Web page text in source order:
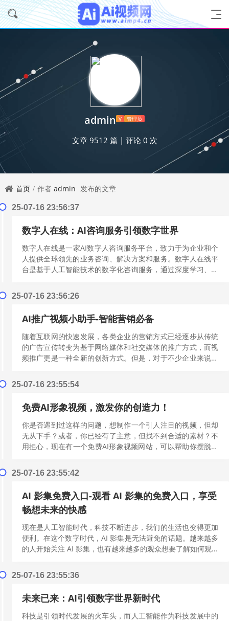
admin V 管理员
文章 9512 篇 | 评论 0 次
首页 作者 admin 发布的文章
25-07-16 23:56:37
数字人在线：AI咨询服务引领数字世界
数字人在线是一家AI数字人咨询服务平台，致力于为企业和个
人提供全球领先的业务咨询、解决方案和服务。数字人在线平
台是基于人工智能技术的数字化咨询服务，通过深度学习、自
25-07-16 23:56:26
AI推广视频小助手-智能营销必备
随着互联网的快速发展，各类企业的营销方式已经逐步从传统
的广告宣传转变为基于网络媒体和社交媒体的推广方式，而视
频推广更是一种全新的创新方式。但是，对于不少企业来说，
25-07-16 23:55:54
免费AI形象视频，激发你的创造力！
你是否遇到过这样的问题，想制作一个引人注目的视频，但却
无从下手？或者，你已经有了主意，但找不到合适的素材？不
用担心，现在有一个免费AI形象视频网站，可以帮助你摆脱这
25-07-16 23:55:42
AI 影集免费入口-观看 AI 影集的免费入口，享受
畅想未来的快感
现在是人工智能时代，科技不断进步，我们的生活也变得更加
便利。在这个数字时代，AI 影集是无法避免的话题。越来越多
的人开始关注 AI 影集，也有越来越多的观众想要了解如何观看
25-07-16 23:55:36
未来已来：AI引领数字世界新时代
科技是引领时代发展的火车头，而人工智能作为科技发展中的